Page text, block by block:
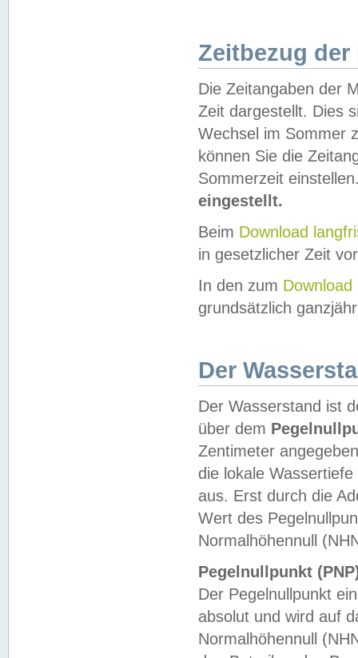
Zeitbezug der
Die Zeitangaben der
Zeit dargestellt. Dies
Wechsel im Sommer
können Sie die
Sommerzeit
eingestellt.
Beim Download
in gesetzlicher Zeit
In den zum Download
grundsätzlich
Der
Der Wasserstand ist
über dem
Zentimeter
die lokale
aus. Erst durch die
Wert des
Normalhöhennull
Pegelnullpunkt
Der Pegelnullpunkt
absolut und wird auf
Normalhöhennull